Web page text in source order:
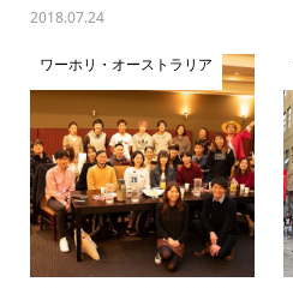
2018.07.24
ワーホリ・オーストラリア